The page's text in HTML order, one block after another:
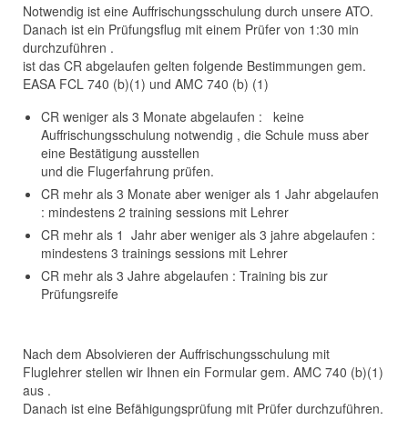
Notwendig ist eine Auffrischungsschulung durch unsere ATO.
Danach ist ein Prüfungsflug mit einem Prüfer von 1:30 min
durchzuführen .
ist das CR abgelaufen gelten folgende Bestimmungen gem.
EASA FCL 740 (b)(1) und AMC 740 (b) (1)
CR weniger als 3 Monate abgelaufen : keine
Auffrischungsschulung notwendig , die Schule muss aber
eine Bestätigung ausstellen
und die Flugerfahrung prüfen.
CR mehr als 3 Monate aber weniger als 1 Jahr abgelaufen
: mindestens 2 training sessions mit Lehrer
CR mehr als 1 Jahr aber weniger als 3 jahre abgelaufen :
mindestens 3 trainings sessions mit Lehrer
CR mehr als 3 Jahre abgelaufen : Training bis zur
Prüfungsreife
Nach dem Absolvieren der Auffrischungsschulung mit
Fluglehrer stellen wir Ihnen ein Formular gem. AMC 740 (b)(1)
aus .
Danach ist eine Befähigungsprüfung mit Prüfer durchzuführen.